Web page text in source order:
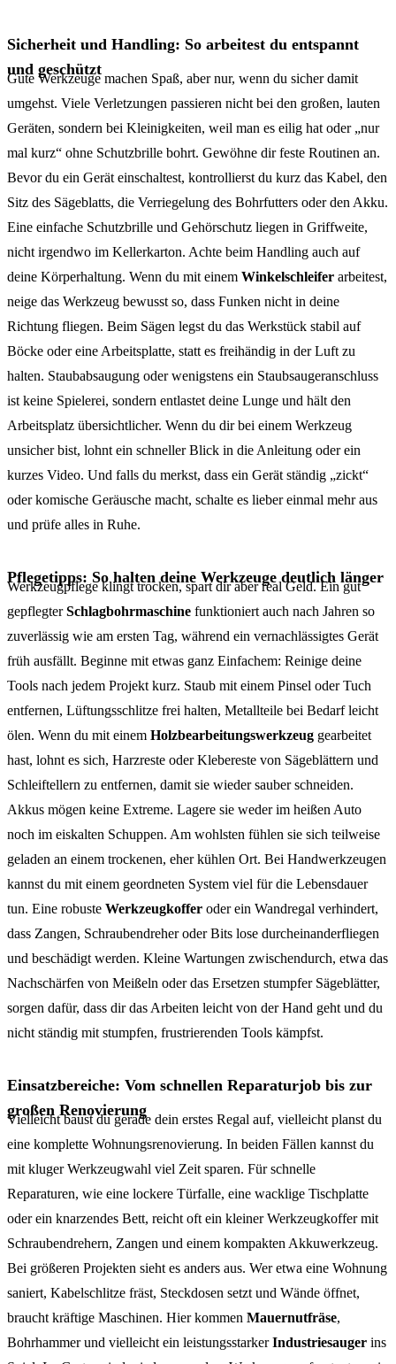
Sicherheit und Handling: So arbeitest du entspannt
und geschützt
Gute Werkzeuge machen Spaß, aber nur, wenn du sicher damit
umgehst. Viele Verletzungen passieren nicht bei den großen, lauten
Geräten, sondern bei Kleinigkeiten, weil man es eilig hat oder „nur
mal kurz“ ohne Schutzbrille bohrt. Gewöhne dir feste Routinen an.
Bevor du ein Gerät einschaltest, kontrollierst du kurz das Kabel, den
Sitz des Sägeblatts, die Verriegelung des Bohrfutters oder den Akku.
Eine einfache Schutzbrille und Gehörschutz liegen in Griffweite,
nicht irgendwo im Kellerkarton. Achte beim Handling auch auf
deine Körperhaltung. Wenn du mit einem Winkelschleifer arbeitest,
neige das Werkzeug bewusst so, dass Funken nicht in deine
Richtung fliegen. Beim Sägen legst du das Werkstück stabil auf
Böcke oder eine Arbeitsplatte, statt es freihändig in der Luft zu
halten. Staubabsaugung oder wenigstens ein Staubsaugeranschluss
ist keine Spielerei, sondern entlastet deine Lunge und hält den
Arbeitsplatz übersichtlicher. Wenn du dir bei einem Werkzeug
unsicher bist, lohnt ein schneller Blick in die Anleitung oder ein
kurzes Video. Und falls du merkst, dass ein Gerät ständig „zickt“
oder komische Geräusche macht, schalte es lieber einmal mehr aus
und prüfe alles in Ruhe.
Pflegetipps: So halten deine Werkzeuge deutlich länger
Werkzeugpflege klingt trocken, spart dir aber real Geld. Ein gut
gepflegterSchlagbohrmaschine funktioniert auch nach Jahren so
zuverlässig wie am ersten Tag, während ein vernachlässigtes Gerät
früh ausfällt. Beginne mit etwas ganz Einfachem: Reinige deine
Tools nach jedem Projekt kurz. Staub mit einem Pinsel oder Tuch
entfernen, Lüftungsschlitze frei halten, Metallteile bei Bedarf leicht
ölen. Wenn du mit einem Holzbearbeitungswerkzeug gearbeitet
hast, lohnt es sich, Harzreste oder Klebereste von Sägeblättern und
Schleiftellern zu entfernen, damit sie wieder sauber schneiden.
Akkus mögen keine Extreme. Lagere sie weder im heißen Auto
noch im eiskalten Schuppen. Am wohlsten fühlen sie sich teilweise
geladen an einem trockenen, eher kühlen Ort. Bei Handwerkzeugen
kannst du mit einem geordneten System viel für die Lebensdauer
tun. Eine robuste Werkzeugkoffer oder ein Wandregal verhindert,
dass Zangen, Schraubendreher oder Bits lose durcheinanderfliegen
und beschädigt werden. Kleine Wartungen zwischendurch, etwa das
Nachschärfen von Meißeln oder das Ersetzen stumpfer Sägeblätter,
sorgen dafür, dass dir das Arbeiten leicht von der Hand geht und du
nicht ständig mit stumpfen, frustrierenden Tools kämpfst.
Einsatzbereiche: Vom schnellen Reparaturjob bis zur
großen Renovierung
Vielleicht baust du gerade dein erstes Regal auf, vielleicht planst du
eine komplette Wohnungsrenovierung. In beiden Fällen kannst du
mit kluger Werkzeugwahl viel Zeit sparen. Für schnelle
Reparaturen, wie eine lockere Türfalle, eine wacklige Tischplatte
oder ein knarzendes Bett, reicht oft ein kleiner Werkzeugkoffer mit
Schraubendrehern, Zangen und einem kompakten Akkuwerkzeug.
Bei größeren Projekten sieht es anders aus. Wer etwa eine Wohnung
saniert, Kabelschlitze fräst, Steckdosen setzt und Wände öffnet,
braucht kräftige Maschinen. Hier kommen Mauernutfräse,
Bohrhammer und vielleicht ein leistungsstarkerIndustriesauger ins